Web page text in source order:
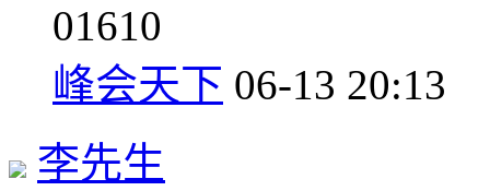
01610
峰会天下 06-13 20:13
李先生